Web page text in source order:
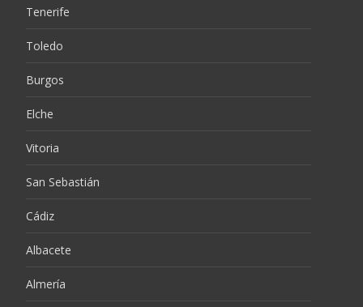
Tenerife
Toledo
Burgos
Elche
Vitoria
San Sebastián
Cádiz
Albacete
Almería